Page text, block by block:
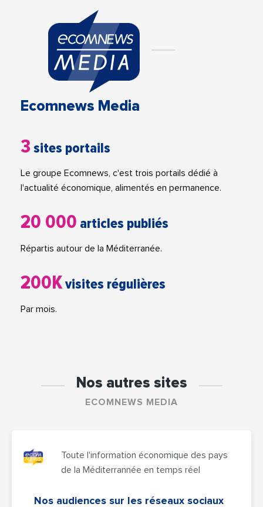
Ecomnews Media
3 sites portails
Le groupe Ecomnews, c'est trois portails dédié à
l'actualité économique, alimentés en permanence.
20 000 articles publiés
Répartis autour de la Méditerranée.
200Kvisites régulières
Par mois.
Nos autres sites
ECOMNEWS MEDIA
Toute l'information économique des pays
de la Méditerrannée en temps réel
Nos audiences sur les réseaux sociaux